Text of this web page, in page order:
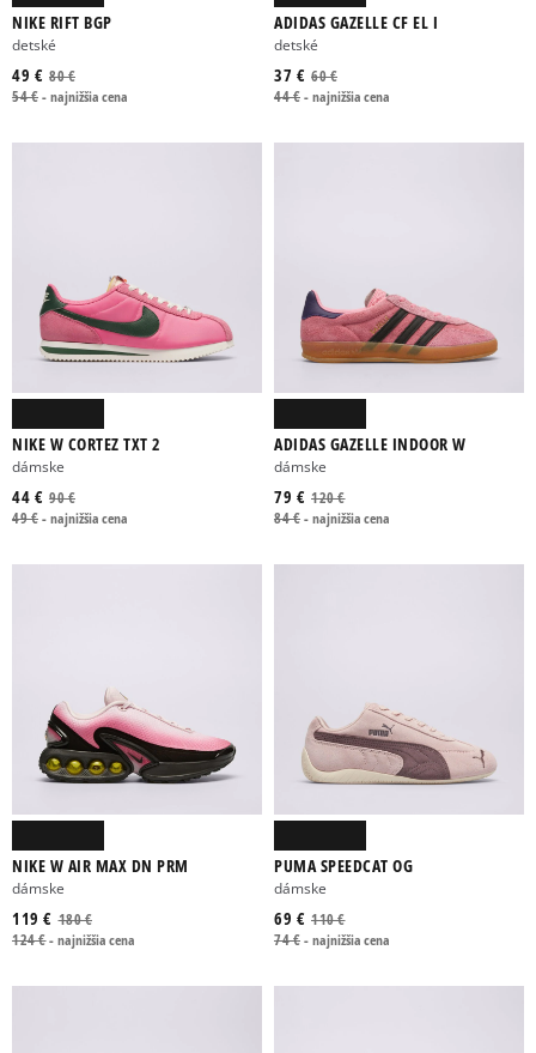
NIKE RIFT BGP
detské
80 €
49 €
54 €-najnižšia cena
ADIDAS GAZELLE CF EL I
detské
60 €
37 €
44 €-najnižšia cena
NIKE W CORTEZ TXT 2
dámske
90 €
44 €
49 €-najnižšia cena
ADIDAS GAZELLE INDOOR W
dámske
120 €
79 €
84 €-najnižšia cena
NIKE W AIR MAX DN PRM
dámske
180 €
119 €
124 €-najnižšia cena
PUMA SPEEDCAT OG
dámske
110 €
69 €
74 €-najnižšia cena